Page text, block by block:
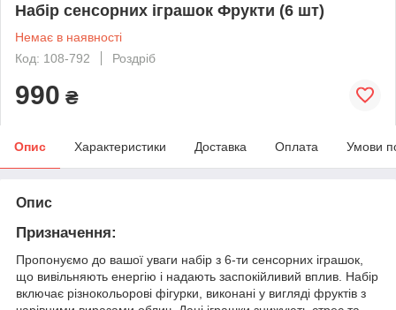
Набір сенсорних іграшок Фрукти (6 шт)
Немає в наявності
Код: 108-792
Роздріб
990 ₴
Опис Характеристики Доставка Оплата Умови
Опис
Призначення:
Пропонуємо до вашої уваги набір з 6-ти сенсорних іграшок,
що вивільняють енергію і надають заспокійливий вплив. Набір
включає різнокольорові фігурки, виконані у вигляді фруктів з